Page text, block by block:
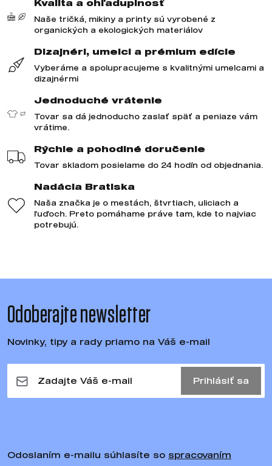
Kvalita a ohľaduplnosť
Naše tričká, mikiny a printy sú vyrobené z
organických a ekologických materiálov
Dizajnéri, umelci a prémium edície
Vyberáme a spolupracujeme s kvalitnými umelcami a
dizajnérmi
Jednoduché vrátenie
Tovar sa dá jednoducho zaslať späť a peniaze vám
vrátime.
Rýchle a pohodlné doručenie
Tovar skladom posielame do 24 hodín od objednania.
Nadácia Bratiska
Naša značka je o mestách, štvrtiach, uliciach a
ľuďoch. Preto pomáhame práve tam, kde to najviac
potrebujú.
Odoberajte newsletter
Novinky, tipy a rady priamo na Váš e-mail
Prihlásiť sa
Odoslaním e-mailu súhlasíte so spracovaním